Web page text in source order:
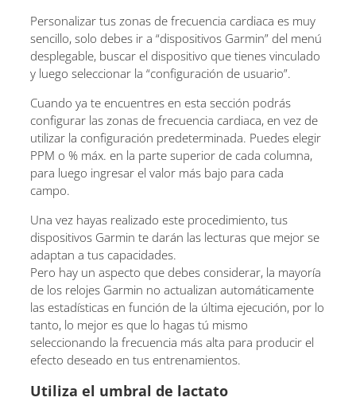
Personalizar tus zonas de frecuencia cardiaca es muy
sencillo, solo debes ir a “dispositivos Garmin” del menú
desplegable, buscar el dispositivo que tienes vinculado
y luego seleccionar la “configuración de usuario”.
Cuando ya te encuentres en esta sección podrás
configurar las zonas de frecuencia cardiaca, en vez de
utilizar la configuración predeterminada. Puedes elegir
PPM o % máx. en la parte superior de cada columna,
para luego ingresar el valor más bajo para cada
campo.
Una vez hayas realizado este procedimiento, tus
dispositivos Garmin te darán las lecturas que mejor se
adaptan a tus capacidades.
Pero hay un aspecto que debes considerar, la mayoría
de los relojes Garmin no actualizan automáticamente
las estadísticas en función de la última ejecución, por lo
tanto, lo mejor es que lo hagas tú mismo
seleccionando la frecuencia más alta para producir el
efecto deseado en tus entrenamientos.
Utiliza el umbral de lactato